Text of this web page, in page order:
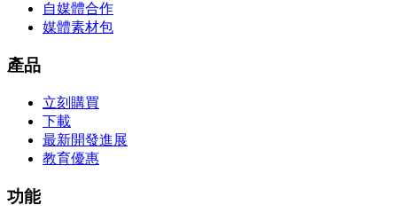
自媒體合作
媒體素材包
產品
立刻購買
下載
最新開發進展
教育優惠
功能